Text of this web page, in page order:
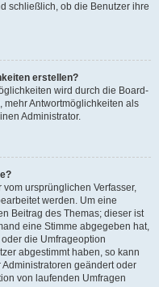
schließlich, ob die Benutzer ihre
erstellen?
wird durch die Board-
Antwortmöglichkeiten als
Administrator.
ursprünglichen Verfasser,
werden. Um eine
Beitrag des Themas; dieser ist
eine Stimme abgegeben hat,
die Umfrageoption
abgestimmt haben, so kann
geändert oder
von laufenden Umfragen